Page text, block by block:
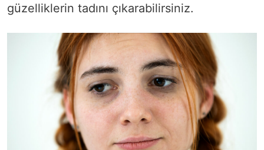
güzelliklerin tadını çıkarabilirsiniz.